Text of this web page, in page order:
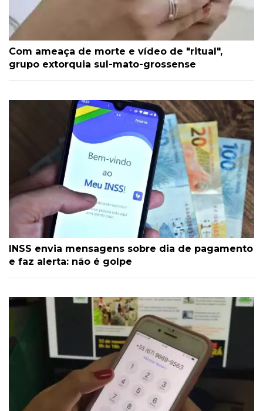
Com ameaça de morte e vídeo de "ritual",
grupo extorquia sul-mato-grossense
INSS envia mensagens sobre dia de pagamento
e faz alerta: não é golpe